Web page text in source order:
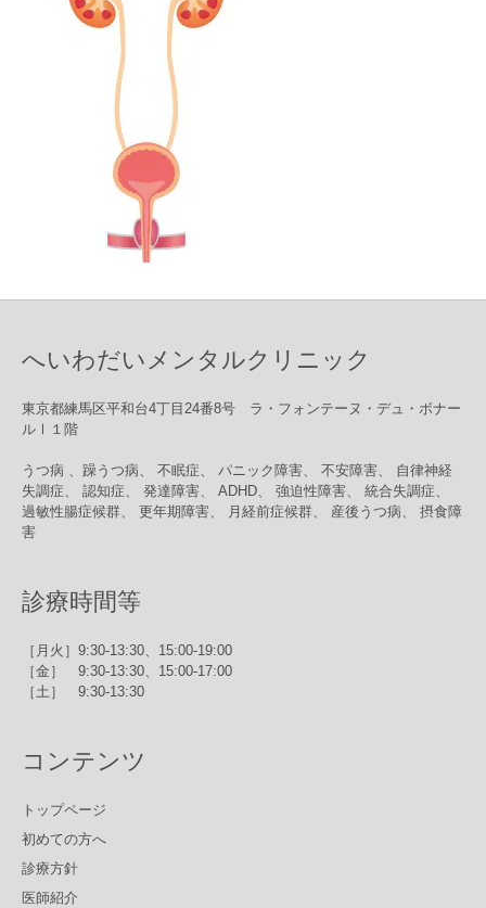
へいわだいメンタルクリニック
東京都練馬区平和台4丁目24番8号 ラ・フォンテーヌ・デュ・ボナー
ルⅠ１階
うつ病 、躁うつ病、 不眠症、 パニック障害、 不安障害、 自律神経
失調症、 認知症、 発達障害、 ADHD、 強迫性障害、 統合失調症、
過敏性腸症候群、 更年期障害、 月経前症候群、 産後うつ病、 摂食障
害
診療時間等
［月火］9:30-13:30、15:00-19:00
［金］ 9:30-13:30、15:00-17:00
［土］ 9:30-13:30
コンテンツ
トップページ
初めての方へ
診療方針
医師紹介